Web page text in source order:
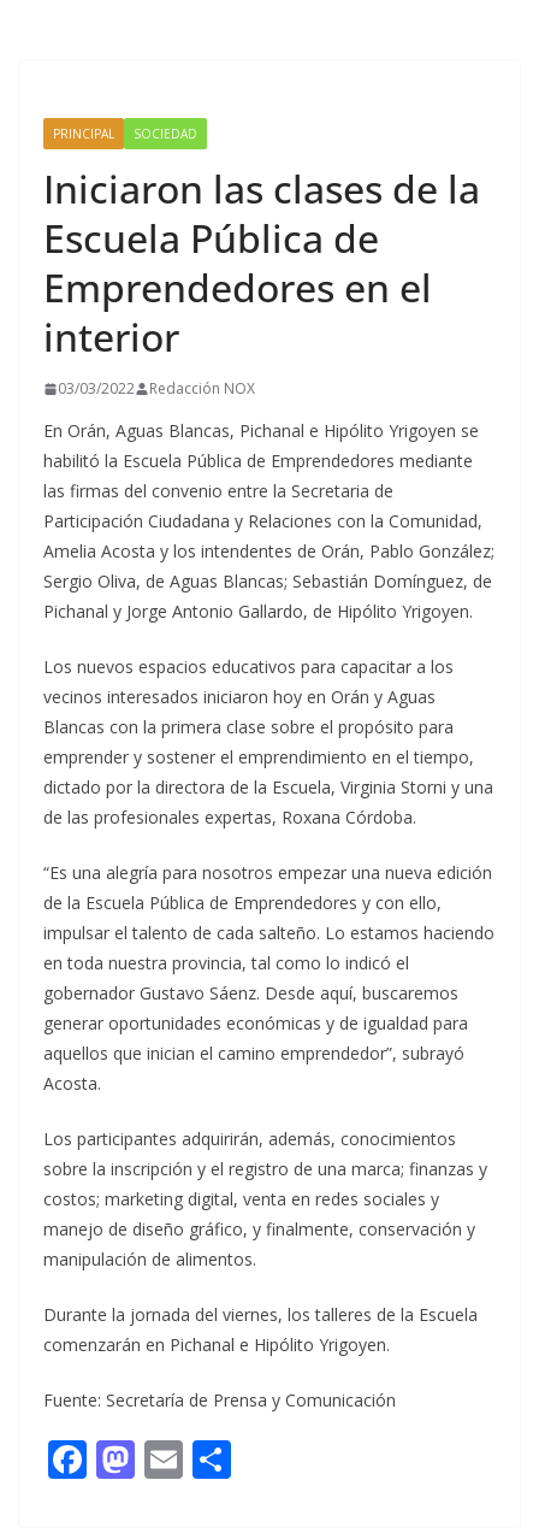
PRINCIPAL SOCIEDAD
Iniciaron las clases de la
Escuela Pública de
Emprendedores en el
interior
03/03/2022 Redacción NOX
En Orán, Aguas Blancas, Pichanal e Hipólito Yrigoyen se
habilitó la Escuela Pública de Emprendedores mediante
las firmas del convenio entre la Secretaria de
Participación Ciudadana y Relaciones con la Comunidad,
Amelia Acosta y los intendentes de Orán, Pablo González;
Sergio Oliva, de Aguas Blancas; Sebastián Domínguez, de
Pichanal y Jorge Antonio Gallardo, de Hipólito Yrigoyen.
Los nuevos espacios educativos para capacitar a los
vecinos interesados iniciaron hoy en Orán y Aguas
Blancas con la primera clase sobre el propósito para
emprender y sostener el emprendimiento en el tiempo,
dictado por la directora de la Escuela, Virginia Storni y una
de las profesionales expertas, Roxana Córdoba.
“Es una alegría para nosotros empezar una nueva edición
de la Escuela Pública de Emprendedores y con ello,
impulsar el talento de cada salteño. Lo estamos haciendo
en toda nuestra provincia, tal como lo indicó el
gobernador Gustavo Sáenz. Desde aquí, buscaremos
generar oportunidades económicas y de igualdad para
aquellos que inician el camino emprendedor”, subrayó
Acosta.
Los participantes adquirirán, además, conocimientos
sobre la inscripción y el registro de una marca; finanzas y
costos; marketing digital, venta en redes sociales y
manejo de diseño gráfico, y finalmente, conservación y
manipulación de alimentos.
Durante la jornada del viernes, los talleres de la Escuela
comenzarán en Pichanal e Hipólito Yrigoyen.
Fuente: Secretaría de Prensa y Comunicación
F M E